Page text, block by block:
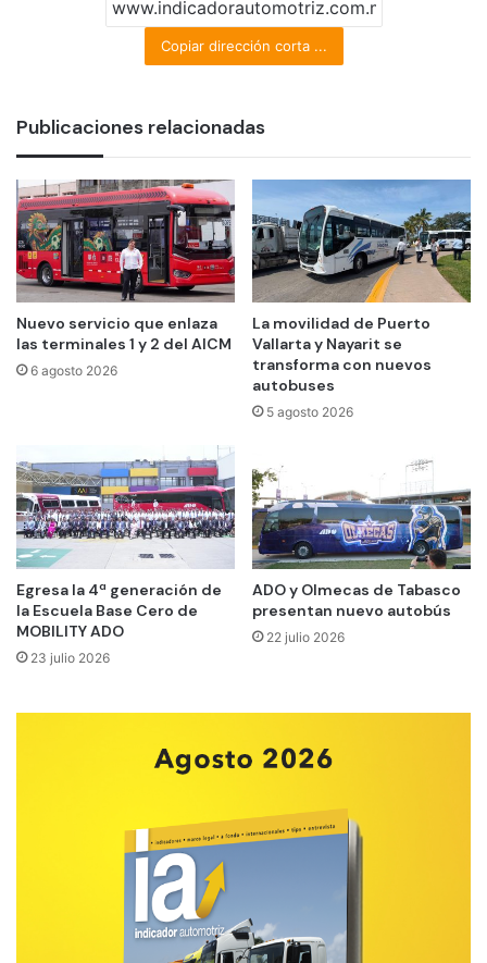
Copiar dirección corta ...
Publicaciones relacionadas
Nuevo servicio que enlaza
las terminales 1 y 2 del AICM
6 agosto 2026
La movilidad de Puerto
Vallarta y Nayarit se
transforma con nuevos
autobuses
5 agosto 2026
Egresa la 4ª generación de
la Escuela Base Cero de
MOBILITY ADO
23 julio 2026
ADO y Olmecas de Tabasco
presentan nuevo autobús
22 julio 2026